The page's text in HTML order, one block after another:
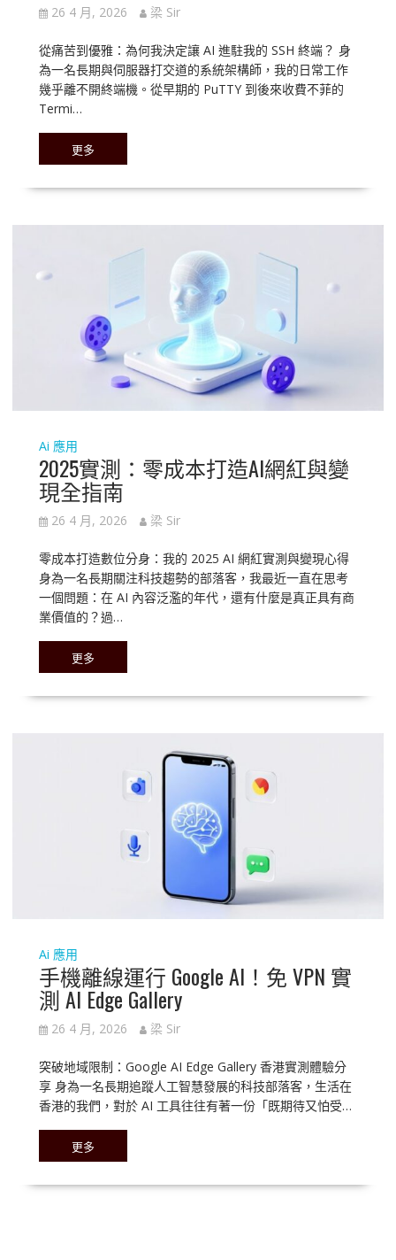
26 4 月, 2026 梁 Sir
從痛苦到優雅：為何我決定讓 AI 進駐我的 SSH 終端？ 身
為一名長期與伺服器打交道的系統架構師，我的日常工作
幾乎離不開終端機。從早期的 PuTTY 到後來收費不菲的
Termi…
更多
Ai 應用
2025實測：零成本打造AI網紅與變
現全指南
26 4 月, 2026 梁 Sir
零成本打造數位分身：我的 2025 AI 網紅實測與變現心得
身為一名長期關注科技趨勢的部落客，我最近一直在思考
一個問題：在 AI 內容泛濫的年代，還有什麼是真正具有商
業價值的？過…
更多
Ai 應用
手機離線運行 Google AI！免 VPN 實
測 AI Edge Gallery
26 4 月, 2026 梁 Sir
突破地域限制：Google AI Edge Gallery 香港實測體驗分
享 身為一名長期追蹤人工智慧發展的科技部落客，生活在
香港的我們，對於 AI 工具往往有著一份「既期待又怕受…
更多